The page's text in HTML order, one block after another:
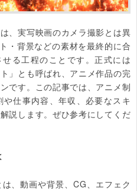
、実写映画のカメラ撮影とは異
・背景などの素材を最終的に合
る工程のことです。正式には
」とも呼ばれ、アニメ作品の完
です。この記事では、アニメ制
や仕事内容、年収、必要なスキ
説します。ぜひ参考にしてくだ
、動画や背景、CG、エフェク